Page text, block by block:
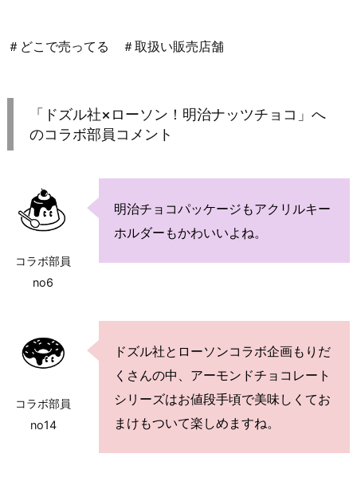
＃どこで売ってる ＃取扱い販売店舗
「ドズル社×ローソン！明治ナッツチョコ」へ
のコラボ部員コメント
コラボ部員
no6
明治チョコパッケージもアクリルキー
ホルダーもかわいいよね。
コラボ部員
no14
ドズル社とローソンコラボ企画もりだ
くさんの中、アーモンドチョコレート
シリーズはお値段手頃で美味しくてお
まけもついて楽しめますね。